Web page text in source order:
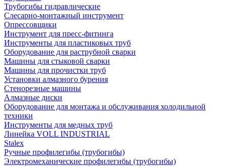
Трубогибы гидравлические
Слесарно-монтажный инструмент
Опрессовщики
Инструмент для пресс-фитинга
Инструменты для пластиковых труб
Оборудование для раструбной сварки
Машины для стыковой сварки
Машины для прочистки труб
Установки алмазного бурения
Стенорезные машины
Алмазные диски
Оборудование для монтажа и обслуживания холодильной
техники
Инструменты для медных труб
Линейка VOLL INDUSTRIAL
Stalex
Ручные профилегибы (трубогибы)
Электромеханические профилегибы (трубогибы)